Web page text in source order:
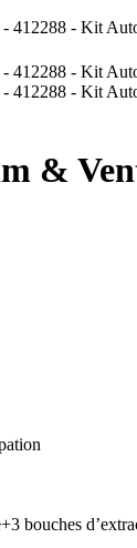
&
bouches